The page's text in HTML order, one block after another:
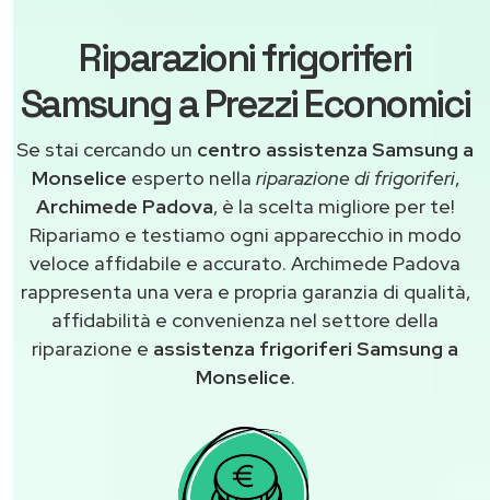
Riparazioni frigoriferi
Samsung a Prezzi Economici
Se stai cercando un centro assistenza Samsung a
Monselice esperto nella riparazione di frigoriferi,
Archimede Padova, è la scelta migliore per te!
Ripariamo e testiamo ogni apparecchio in modo
veloce affidabile e accurato. Archimede Padova
rappresenta una vera e propria garanzia di qualità,
affidabilità e convenienza nel settore della
riparazione e assistenza frigoriferi Samsung a
Monselice.